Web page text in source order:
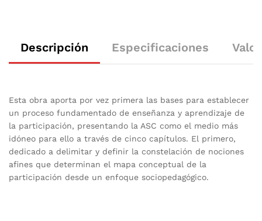
Descripción Especificaciones
Esta obra aporta por vez primera las bases para establecer
un proceso fundamentado de enseñanza y aprendizaje de
la participación, presentando la ASC como el medio más
idóneo para ello a través de cinco capítulos. El primero,
dedicado a delimitar y definir la constelación de nociones
afines que determinan el mapa conceptual de la
participación desde un enfoque sociopedagógico.